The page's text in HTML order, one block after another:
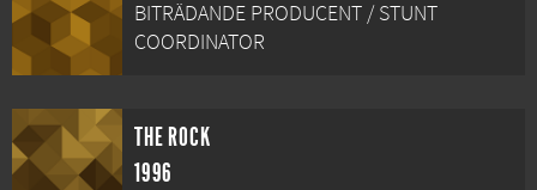
BITRÄDANDE PRODUCENT / STUNT
COORDINATOR
THE ROCK
1996